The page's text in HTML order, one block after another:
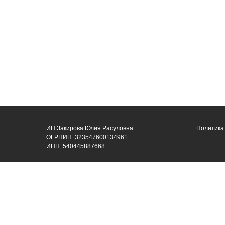
ИП Закирова Юлия Расуловна
ОГРНИП: 323547600134961
ИНН: 540445887668